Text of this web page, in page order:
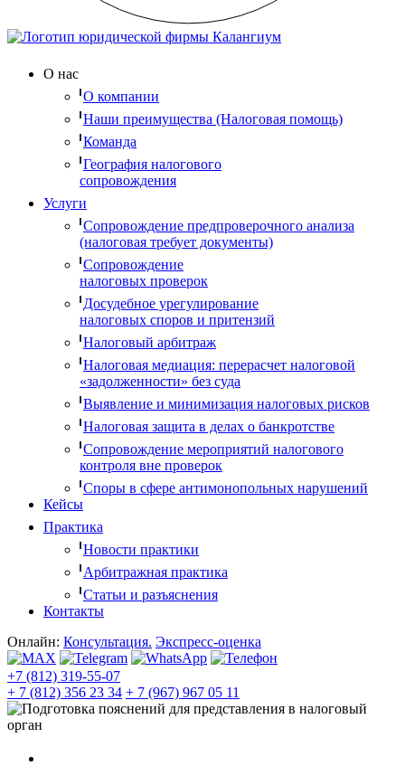
О нас
О компании
Наши преимущества (Налоговая помощь)
Команда
География налогового
сопровождения
Услуги
Сопровождение предпроверочного анализа
(налоговая требует документы)
Сопровождение
налоговых проверок
Досудебное урегулирование
налоговых споров и притензий
Налоговый арбитраж
Налоговая медиация: перерасчет налоговой
«задолженности» без суда
Выявление и минимизация налоговых рисков
Налоговая защита в делах о банкротстве
Сопровождение мероприятий налогового
контроля вне проверок
Споры в сфере антимонопольных нарушений
Кейсы
Практика
Новости практики
Арбитражная практика
Статьи и разъяснения
Контакты
Онлайн: Консультация. Экспресс-оценка
+7 (812) 319-55-07
+ 7 (812) 356 23 34 + 7 (967) 967 05 11